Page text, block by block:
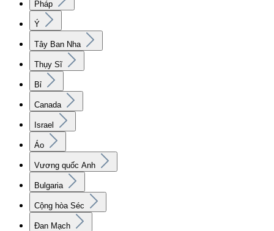
Pháp
Ý
Tây Ban Nha
Thụy Sĩ
Bỉ
Canada
Israel
Áo
Vương quốc Anh
Bulgaria
Cộng hòa Séc
Đan Mạch